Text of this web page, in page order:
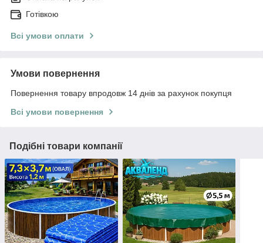
Готівкою
Всі умови оплати
Умови повернення
Повернення товару впродовж 14 днів за рахунок покупця
Всі умови повернення
Подібні товари компанії